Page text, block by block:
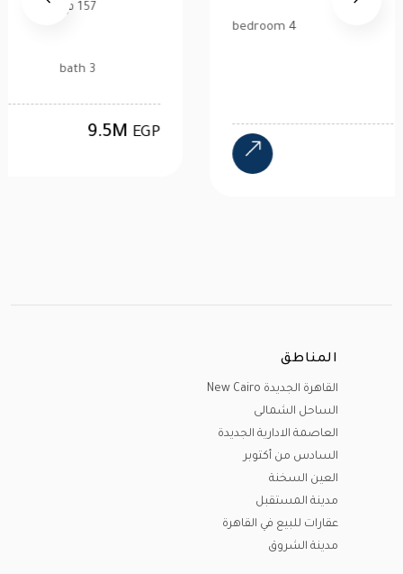
520 م2
المناطق
القاهرة الجديدة New Cairo
الساحل الشمالى
العاصمة الادارية الجديدة
السادس من أكتوبر
العين السخنة
مدينة المستقبل
عقارات للبيع في القاهرة
مدينة الشروق